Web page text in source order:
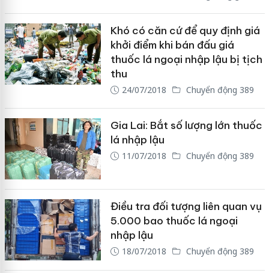
Khó có căn cứ để quy định giá
khởi điểm khi bán đấu giá
thuốc lá ngoại nhập lậu bị tịch
thu
24/07/2018 Chuyển động 389
Gia Lai: Bắt số lượng lớn thuốc
lá nhập lậu
11/07/2018 Chuyển động 389
Điều tra đối tượng liên quan vụ
5.000 bao thuốc lá ngoại
nhập lậu
18/07/2018 Chuyển động 389